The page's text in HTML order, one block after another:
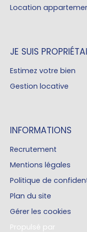
Location
JE SUIS
Estimez votre bien
Gestion locative
INFORMATIONS
Recrutement
Mentions légales
Politique de
Plan du site
Gérer les cookies
Propulsé par